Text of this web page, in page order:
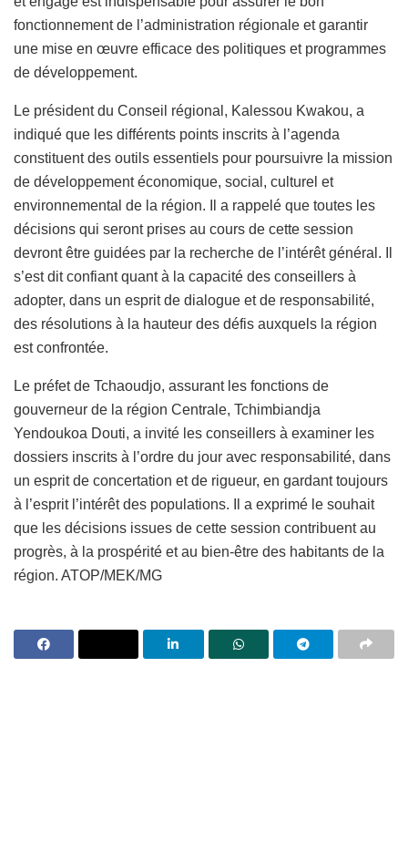
fonctionnement de l’administration régionale et garantir
une mise en œuvre efficace des politiques et programmes
de développement.
Le président du Conseil régional, Kalessou Kwakou, a
indiqué que les différents points inscrits à l’agenda
constituent des outils essentiels pour poursuivre la mission
de développement économique, social, culturel et
environnemental de la région. Il a rappelé que toutes les
décisions qui seront prises au cours de cette session
devront être guidées par la recherche de l’intérêt général. Il
s’est dit confiant quant à la capacité des conseillers à
adopter, dans un esprit de dialogue et de responsabilité,
des résolutions à la hauteur des défis auxquels la région
est confrontée.
Le préfet de Tchaoudjo, assurant les fonctions de
gouverneur de la région Centrale, Tchimbiandja
Yendoukoa Douti, a invité les conseillers à examiner les
dossiers inscrits à l’ordre du jour avec responsabilité, dans
un esprit de concertation et de rigueur, en gardant toujours
à l’esprit l’intérêt des populations. Il a exprimé le souhait
que les décisions issues de cette session contribuent au
progrès, à la prospérité et au bien-être des habitants de la
région. ATOP/MEK/MG